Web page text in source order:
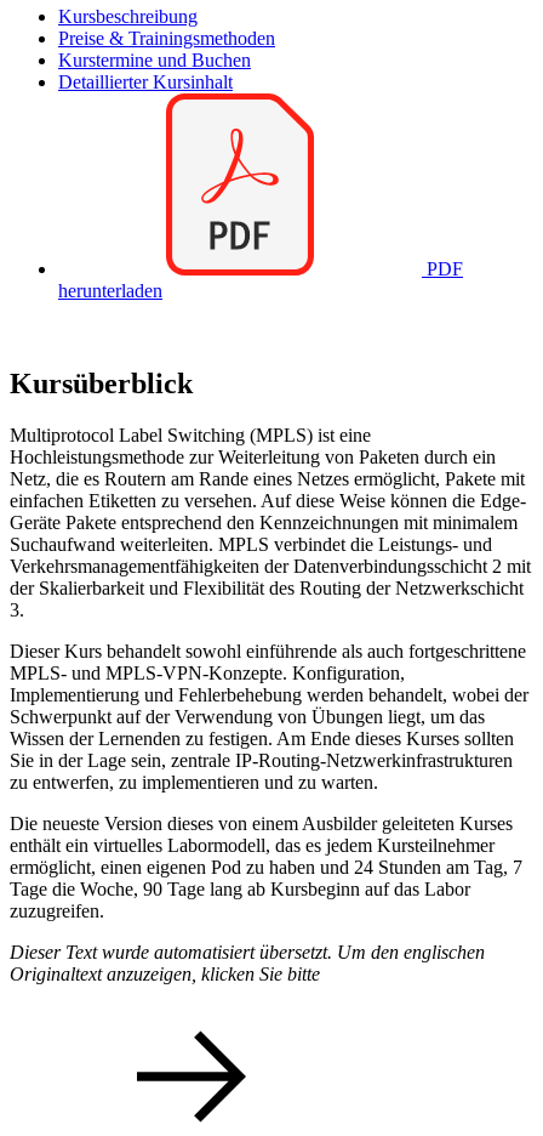
Kursbeschreibung
Preise & Trainingsmethoden
Kurstermine und Buchen
Detaillierter Kursinhalt
PDF
herunterladen
Kursüberblick
Multiprotocol Label Switching (MPLS) ist eine
Hochleistungsmethode zur Weiterleitung von Paketen durch ein
Netz, die es Routern am Rande eines Netzes ermöglicht, Pakete mit
einfachen Etiketten zu versehen. Auf diese Weise können die Edge-
Geräte Pakete entsprechend den Kennzeichnungen mit minimalem
Suchaufwand weiterleiten. MPLS verbindet die Leistungs- und
Verkehrsmanagementfähigkeiten der Datenverbindungsschicht 2 mit
der Skalierbarkeit und Flexibilität des Routing der Netzwerkschicht
3.
Dieser Kurs behandelt sowohl einführende als auch fortgeschrittene
MPLS- und MPLS-VPN-Konzepte. Konfiguration,
Implementierung und Fehlerbehebung werden behandelt, wobei der
Schwerpunkt auf der Verwendung von Übungen liegt, um das
Wissen der Lernenden zu festigen. Am Ende dieses Kurses sollten
Sie in der Lage sein, zentrale IP-Routing-Netzwerkinfrastrukturen
zu entwerfen, zu implementieren und zu warten.
Die neueste Version dieses von einem Ausbilder geleiteten Kurses
enthält ein virtuelles Labormodell, das es jedem Kursteilnehmer
ermöglicht, einen eigenen Pod zu haben und 24 Stunden am Tag, 7
Tage die Woche, 90 Tage lang ab Kursbeginn auf das Labor
zuzugreifen.
Dieser Text wurde automatisiert übersetzt. Um den englischen
Originaltext anzuzeigen, klicken Sie bitte